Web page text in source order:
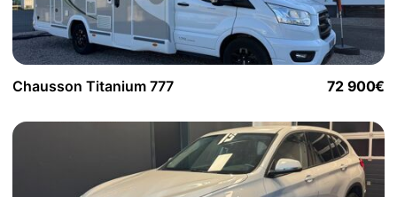
Chausson Titanium 777 72 900€